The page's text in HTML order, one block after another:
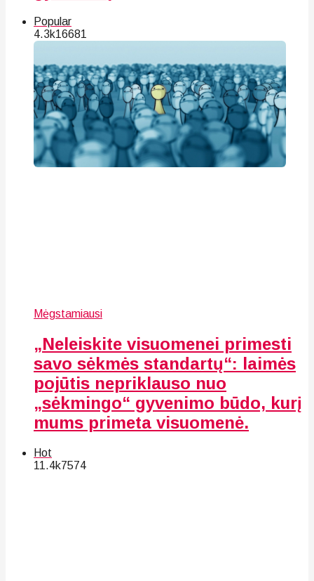
Popular
4.3k16681
Mėgstamiausi
„Neleiskite visuomenei primesti
savo sėkmės standartų“: laimės
pojūtis nepriklauso nuo
„sėkmingo“ gyvenimo būdo, kurį
mums primeta visuomenė.
Hot
11.4k7574